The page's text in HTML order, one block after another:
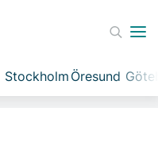
Stockholm Öresund